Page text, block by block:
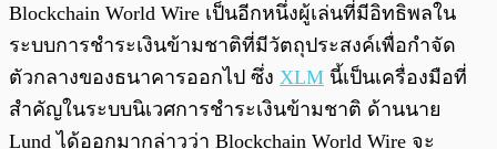
Blockchain World Wire เป็นอีกหนึ่งผู้เล่นที่มีอิทธิพลใน
ระบบการชำระเงินข้ามชาติที่มีวัตถุประสงค์เพื่อกำจัด
ตัวกลางของธนาคารออกไป ซึ่ง XLM นี้เป็นเครื่องมือที่
สำคัญในระบบนิเวศการชำระเงินข้ามชาติ ด้านนาย
Lund ได้ออกมากล่าวว่า Blockchain World Wire จะ